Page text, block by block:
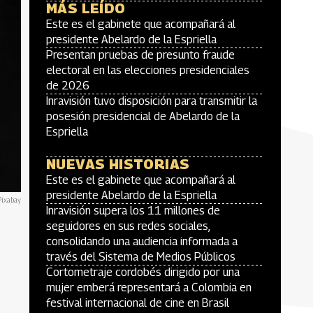
MÁS LEÍDO
Este es el gabinete que acompañará al
presidente Abelardo de la Espriella
Presentan pruebas de presunto fraude
electoral en las elecciones presidenciales
de 2026
Inravisión tuvo disposición para transmitir la
posesión presidencial de Abelardo de la
Espriella
NUEVAS HISTORIAS
Este es el gabinete que acompañará al
presidente Abelardo de la Espriella
Inravisión supera los 11 millones de
seguidores en sus redes sociales,
consolidando una audiencia informada a
través del Sistema de Medios Públicos
Cortometraje cordobés dirigido por una
mujer emberá representará a Colombia en
festival internacional de cine en Brasil